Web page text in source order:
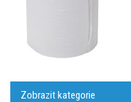
Zobrazit kategorie